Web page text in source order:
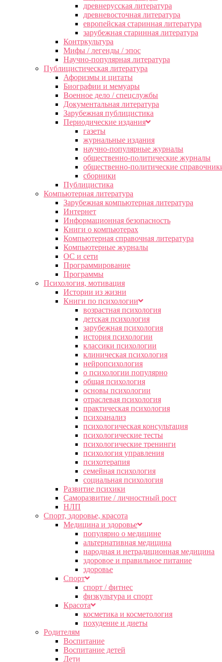
древнерусская литература
древневосточная литература
европейская старинная литература
зарубежная старинная литература
Контркультура
Мифы / легенды / эпос
Научно-популярная литература
Публицистическая литература
Афоризмы и цитаты
Биографии и мемуары
Военное дело / спецслужбы
Документальная литература
Зарубежная публицистика
Периодические издания
газеты
журнальные издания
научно-популярные журналы
общественно-политические журналы
общественно-политические
сборники
Публицистика
Компьютерная литература
Зарубежная компьютерная литература
Интернет
Информационная безопасность
Книги о компьютерах
Компьютерная справочная литература
Компьютерные журналы
ОС и сети
Программирование
Программы
Психология, мотивация
Истории из жизни
Книги по психологии
возрастная психология
детская психология
зарубежная психология
история психологии
классики психологии
клиническая психология
нейропсихология
о психологии популярно
общая психология
основы психологии
отраслевая психология
практическая психология
психоанализ
психологическая консультация
психологические тесты
психологические тренинги
психология управления
психотерапия
семейная психология
социальная психология
Развитие психики
Саморазвитие / личностный рост
НЛП
Спорт, здоровье, красота
Медицина и здоровье
популярно о медицине
альтернативная медицина
народная и нетрадиционная медицина
здоровое и правильное питание
здоровье
Спорт
спорт / фитнес
физкультура и спорт
Красота
косметика и косметология
похудение и диеты
Родителям
Воспитание
Воспитание детей
Дети